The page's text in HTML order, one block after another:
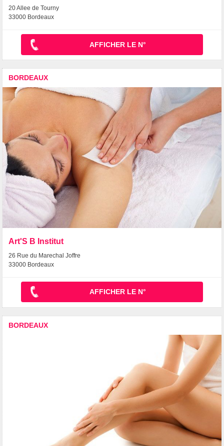
20 Allee de Tourny
33000 Bordeaux
AFFICHER LE N°
BORDEAUX
Art'S B Institut
26 Rue du Marechal Joffre
33000 Bordeaux
AFFICHER LE N°
BORDEAUX